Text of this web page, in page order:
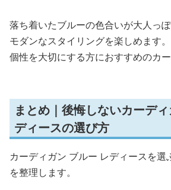
落ち着いたブルーの色合いが大人っ
モダンなスタイリングを楽しめます。
個性を大切にする方におすすめのカー
まとめ｜後悔しないカーデ
ディースの選び方
カーディガン ブルー レディースを選
を整理します。